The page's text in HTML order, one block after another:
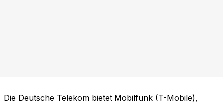
Die Deutsche Telekom bietet Mobilfunk (T-Mobile),